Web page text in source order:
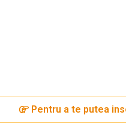
Pentru a te putea